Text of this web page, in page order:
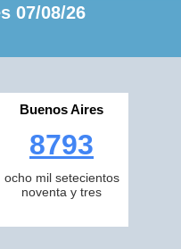
07/08/26
Buenos Aires
8793
ocho mil setecientos
noventa y tres